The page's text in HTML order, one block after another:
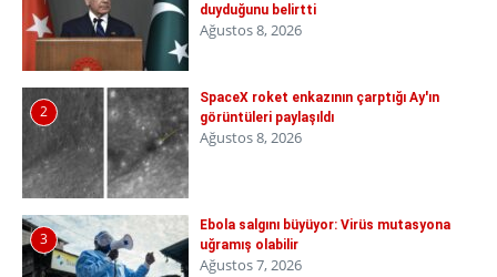
duyduğunu belirtti
Ağustos 8, 2026
2
SpaceX roket enkazının çarptığı Ay'ın
görüntüleri paylaşıldı
Ağustos 8, 2026
3
Ebola salgını büyüyor: Virüs mutasyona
uğramış olabilir
Ağustos 7, 2026